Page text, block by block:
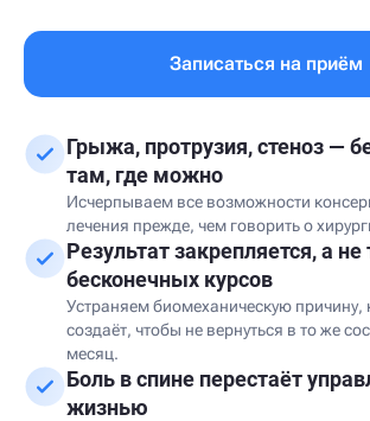
Записаться на приём
Грыжа, протрузия, стеноз —
там, где можно
Исчерпываем все возможности
лечения прежде, чем говорить о
Результат закрепляется, а не
бесконечных курсов
Устраняем биомеханическую причину,
создаёт, чтобы не вернуться в то же
месяц.
Боль в спине перестаёт
жизнью